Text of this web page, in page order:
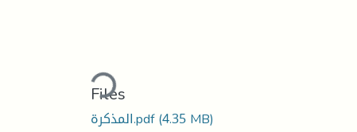
Loading...
Files
المذكرة.pdf(4.35 MB)